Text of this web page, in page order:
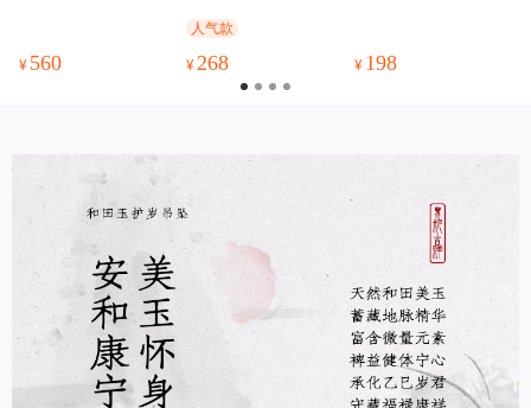
¥ 560
人气款
¥ 268 ¥ 198